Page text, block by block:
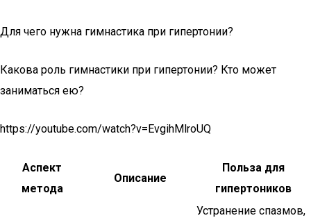
Для чего нужна гимнастика при гипертонии?
Какова роль гимнастики при гипертонии? Кто может
заниматься ею?
https://youtube.com/watch?v=EvgihMlroUQ
Аспект
метода
Описание
Польза для
гипертоников
Устранение спазмов,